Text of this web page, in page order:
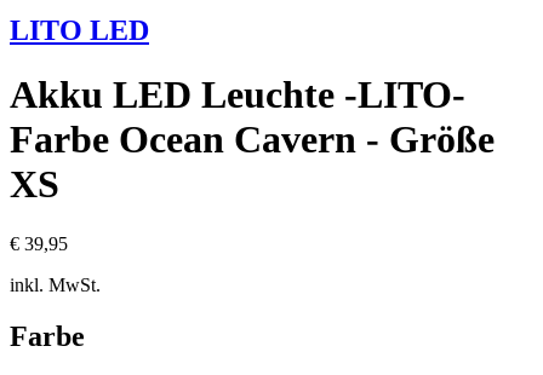
LITO LED
Akku LED Leuchte -LITO-
Farbe Ocean Cavern - Größe
XS
€ 39,95
inkl. MwSt.
Farbe